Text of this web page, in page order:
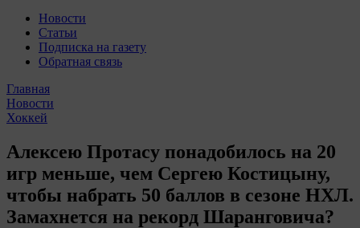
Новости
Статьи
Подписка на газету
Обратная связь
Главная
Новости
Хоккей
Алексею Протасу понадобилось на 20
игр меньше, чем Сергею Костицыну,
чтобы набрать 50 баллов в сезоне НХЛ.
Замахнется на рекорд Шаранговича?